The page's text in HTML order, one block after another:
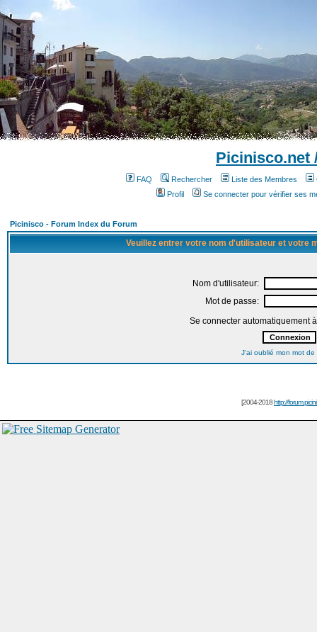
Picinisco.net
FAQ Rechercher Liste des Membres
Profil
Se connecter pour vérifier ses
Picinisco - Forum Index du Forum
Veuillez entrer votre nom d'utilisateur et votre
Nom d'utilisateur:
Mot de passe:
Se connecter automatiquement
J'ai oublié mon mot de
[2004-2018http://